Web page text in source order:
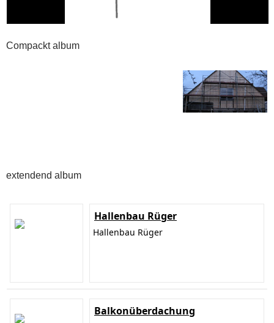
Compackt album
extendend album
Hallenbau Rüger
Hallenbau Rüger
Balkonüberdachung